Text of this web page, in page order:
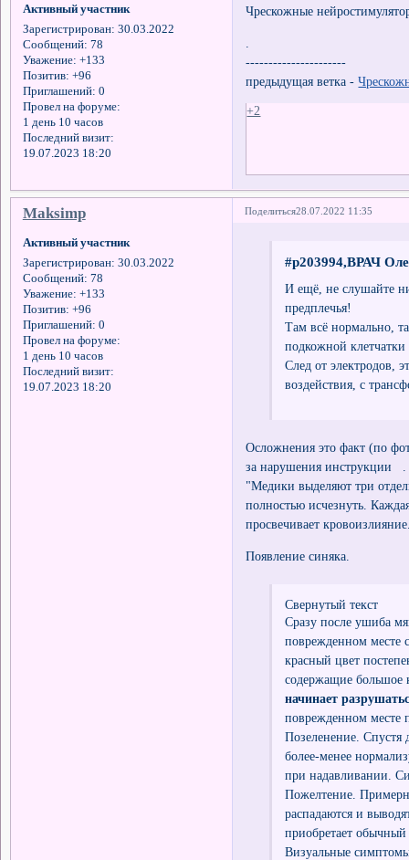
Активный участник
Зарегистрирован: 30.03.2022
Сообщений: 78
Уважение: +133
Позитив: +96
Приглашений: 0
Провел на форуме:
1 день 10 часов
Последний визит:
19.07.2023 18:20
Чрескожные
----------------------
предыдущая ветка -
+2
Поделиться28.07.2022 11:35
Maksimp
Активный участник
Зарегистрирован: 30.03.2022
Сообщений: 78
Уважение: +133
Позитив: +96
Приглашений: 0
Провел на форуме:
1 день 10 часов
Последний визит:
19.07.2023 18:20
#p203994,ВРАЧ
И ещё, не слушайте
предплечья!
Там всё нормально,
подкожной
След от электродов,
воздействия, с
Осложнения это факт (по
за нарушения инструкции .
"Медики выделяют три
полностью исчезнуть.
просвечивает
Появление синяка.
Свернутый текст
Сразу после ушиба
поврежденном месте
красный цвет
содержащие большое
начинает
поврежденном месте
Позеленение. Спустя
более-менее
при надавливании.
Пожелтение.
распадаются и
приобретает обычный
Визуальные